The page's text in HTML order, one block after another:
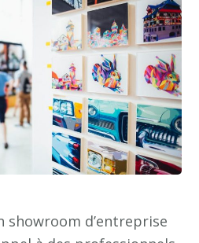
showroom d’entreprise